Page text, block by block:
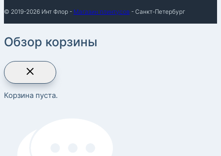
© 2019-2026 Инт Флор - Магазин плинтусов - Санкт-Петербург
Обзор корзины
Корзина пуста.